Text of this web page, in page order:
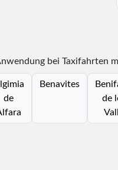
bei Taxifahrten
de
Benavites
de